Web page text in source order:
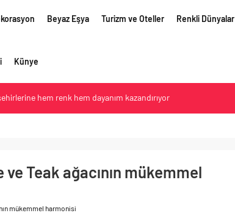
Beyaz Eşya Turizm ve Oteller Renkli Dünyalar
Künye
hem renk hem dayanım kazandırıyor
üretim vizyonuyla geliştirilen cüruf bazlı yüksek performanslı
yollarında
satış gelirlerini 25,4 milyar TL olarak gerçekleştirdi
Teak ağacının mükemmel
mükemmel harmonisi